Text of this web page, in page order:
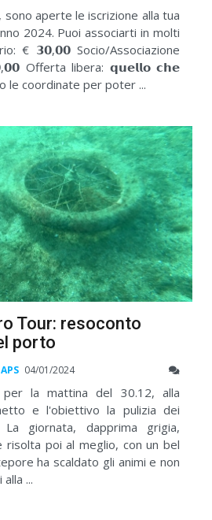
sono aperte le iscrizione alla tua
2024. Puoi associarti in molti
€ 𝟯𝟬,𝟬𝟬 Socio/Associazione
Offerta libera: 𝗾𝘂𝗲𝗹𝗹𝗼 𝗰𝗵𝗲
le coordinate per poter ...
Tour: resoconto
porto
04/01/2024
per la mattina del 30.12, alla
e l'obiettivo la pulizia dei
giornata, dapprima grigia,
poi al meglio, con un bel
ha scaldato gli animi e non
...